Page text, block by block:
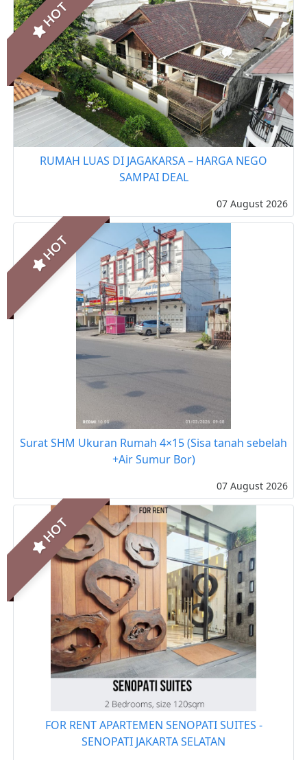
HOT
RUMAH LUAS DI JAGAKARSA – HARGA NEGO
SAMPAI DEAL
07 August 2026
HOT
Surat SHM Ukuran Rumah 4×15 (Sisa tanah sebelah
+Air Sumur Bor)
07 August 2026
HOT
FOR RENT APARTEMEN SENOPATI SUITES -
SENOPATI JAKARTA SELATAN